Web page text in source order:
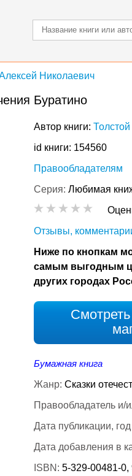
Николаевич
Буратино
Автор книги:
id книги: 154560
Правообладателям
Серия: Любимая
Отзывы,
Ниже по кнопкам
самым выгодным
других городах
Бумажная книга
Жанр: Сказки
Правообладатель и/
Дата публикации,
Дата добавления в
ISBN: 5-329-00481-